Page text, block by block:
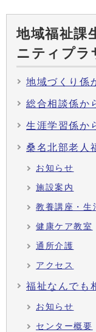
地域福祉課
ニティプラ
地域づくり係
総合相談係か
生涯学習係か
桑名北部老人
お知らせ
施設案内
教養講座・生
健康ケア教室
通所介護
アクセス
福祉なんでも
お知らせ
センター概要